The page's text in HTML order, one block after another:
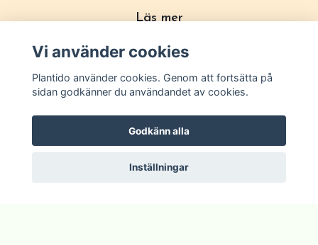
Läs mer
Köpvillkor
Kontakta oss
Vi använder cookies
Plantido använder cookies. Genom att fortsätta på
sidan godkänner du användandet av cookies.
Godkänn alla
Inställningar